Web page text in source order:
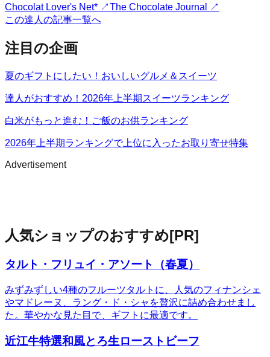
Chocolat Lover's Net* ↗The Chocolate Journal
↗
この達人の記事一覧へ
注目の企画
夏のギフトにしたい！おいしいグルメ＆スイーツ
達人がおすすめ！2026年上半期スイーツランキング
白米がもっと進む！ご飯のお供ランキング
2026年上半期ランキングで上位に入ったお取り寄せ特集
Advertisement
人気ショップのおすすめ[PR]
タルト・フリュイ・アソート（春夏）
みずみずしい4種のフルーツタルトに、人気のフィナンシェ
やマドレーヌ、ラング・ド・シャを贅沢に詰め合わせまし
た。華やかな見た目で、ギフトに最適です。
近江牛特選和風とろ生ローストビーフ